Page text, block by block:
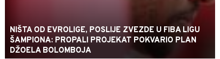
NIŠTA OD EVROLIGE, POSLIJE ZVEZDE U FIBA LIGU
ŠAMPIONA: PROPALI PROJEKAT POKVARIO PLAN
DŽOELA BOLOMBOJA